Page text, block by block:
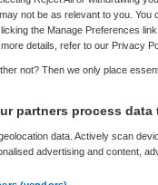
Skipr Redactie 16
rond
lichamelijke
not be as relevant to you.
the Manage Preferences
details, refer to our Privacy
not? Then we only place
partners process data
data. Actively scan
advertising and content,